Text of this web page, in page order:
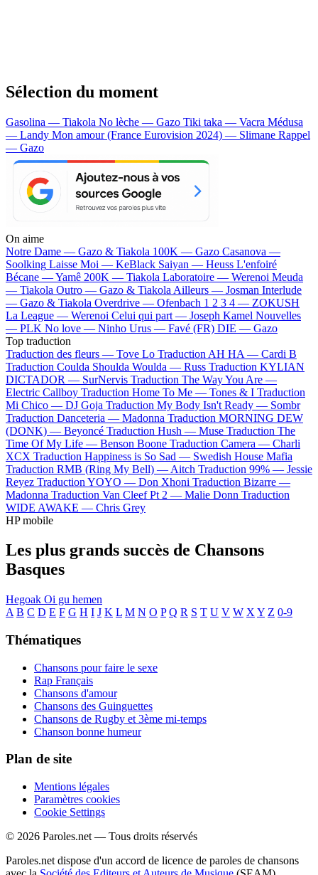
Sélection du moment
Gasolina — Tiakola No lèche — Gazo Tiki taka — Vacra Médusa
— Landy Mon amour (France Eurovision 2024) — Slimane Rappel
— Gazo
On aime
Notre Dame — Gazo & Tiakola 100K — Gazo Casanova —
Soolking Laisse Moi — KeBlack Saiyan — Heuss L'enfoiré
Bécane —Yamê 200K — Tiakola Laboratoire — Werenoi Meuda
— Tiakola Outro — Gazo & Tiakola Ailleurs — Josman Interlude
— Gazo & Tiakola Overdrive — Ofenbach 1 2 3 4 — ZOKUSH
La League — Werenoi Celui qui part — Joseph Kamel Nouvelles
— PLK No love — Ninho Urus — Favé (FR) DIE — Gazo
Top traduction
Traduction des fleurs — Tove Lo Traduction AH HA — Cardi B
Traduction Coulda Shoulda Woulda — Russ Traduction KYLIAN
DICTADOR — SurNervis Traduction The Way You Are —
Electric Callboy Traduction Home To Me — Tones & I Traduction
Mi Chico — DJ Goja Traduction My Body Isn't Ready — Sombr
Traduction Danceteria — Madonna Traduction MORNING DEW
(DONK) — Beyoncé Traduction Hush — Muse Traduction The
Time Of My Life — Benson Boone Traduction Camera — Charli
XCX Traduction Happiness is So Sad — Swedish House Mafia
Traduction RMB (Ring My Bell) — Aitch Traduction 99% — Jessie
Reyez Traduction YOYO — Don Xhoni Traduction Bizarre —
Madonna Traduction Van Cleef Pt 2 — Malie Donn Traduction
WIDE AWAKE — Chris Grey
HP mobile
Les plus grands succès de Chansons
Basques
Hegoak Oi gu hemen
A B C D E F G H I J K L M N O P Q R S T U V W X Y Z 0-9
Thématiques
Chansons pour faire le sexe
Rap Français
Chansons d'amour
Chansons des Guinguettes
Chansons de Rugby et 3ème mi-temps
Chanson bonne humeur
Plan de site
Mentions légales
Paramètres cookies
Cookie Settings
© 2026 Paroles.net — Tous droits réservés
Paroles.net dispose d'un accord de licence de paroles de chansons